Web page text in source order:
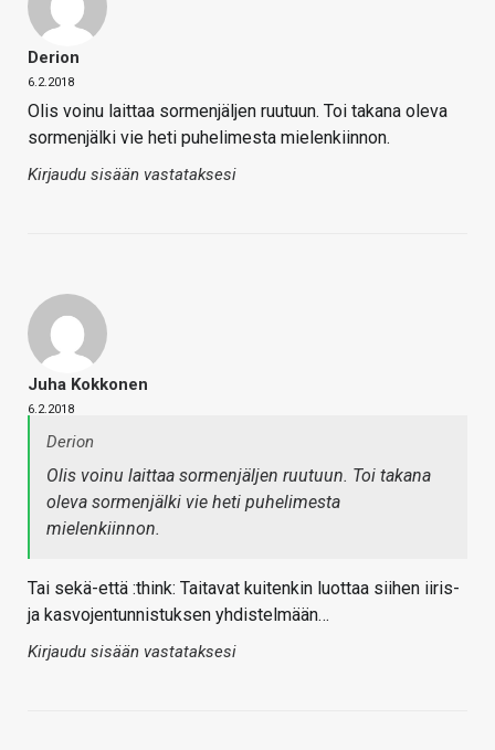
Derion
6.2.2018
Olis voinu laittaa sormenjäljen ruutuun. Toi takana oleva
sormenjälki vie heti puhelimesta mielenkiinnon.
Kirjaudu sisään vastataksesi
Juha Kokkonen
6.2.2018
Derion
Olis voinu laittaa sormenjäljen ruutuun. Toi takana
oleva sormenjälki vie heti puhelimesta
mielenkiinnon.
Tai sekä-että :think: Taitavat kuitenkin luottaa siihen iiris-
ja kasvojentunnistuksen yhdistelmään…
Kirjaudu sisään vastataksesi